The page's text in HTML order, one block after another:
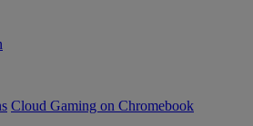
Cloud Gaming on Chromebook